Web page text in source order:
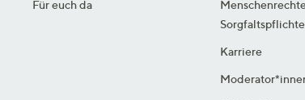
Für euch da
Karriere